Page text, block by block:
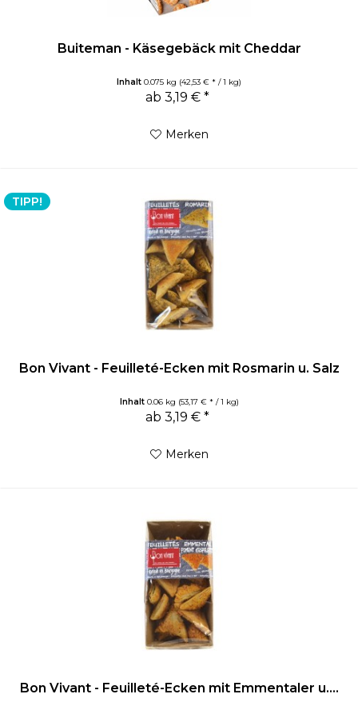
Buiteman - Käsegebäck mit Cheddar
Inhalt0.075 kg (42,53 € * / 1 kg)
ab 3,19 € *
Merken
TIPP!
Bon Vivant - Feuilleté-Ecken mit Rosmarin u. Salz
Inhalt 0.06 kg (53,17 € * / 1 kg)
ab 3,19 € *
Merken
Bon Vivant - Feuilleté-Ecken mit Emmentaler u....